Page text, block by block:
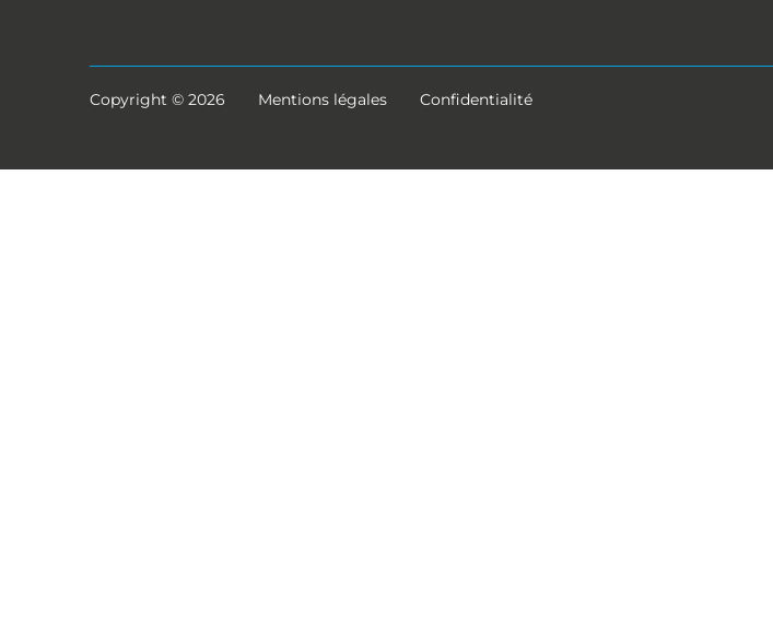
Copyright © 2026 Mentions légales
Confidentialité